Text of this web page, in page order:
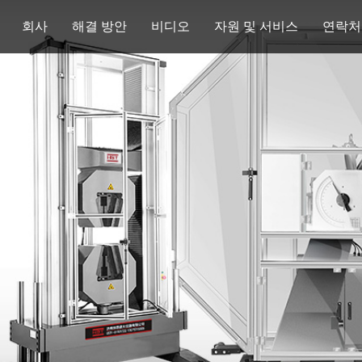
회사 해결 방안 비디오 자원 및 서비스 연락처